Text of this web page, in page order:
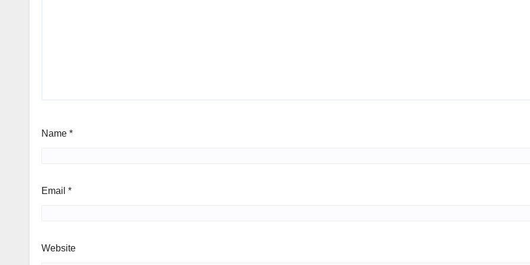
Name *
Email *
Website